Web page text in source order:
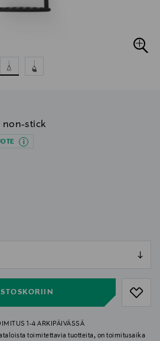
non-stick
1-4 ARKIPÄIVÄSSÄ
toimitettavia tuotteita, on toimitusaika